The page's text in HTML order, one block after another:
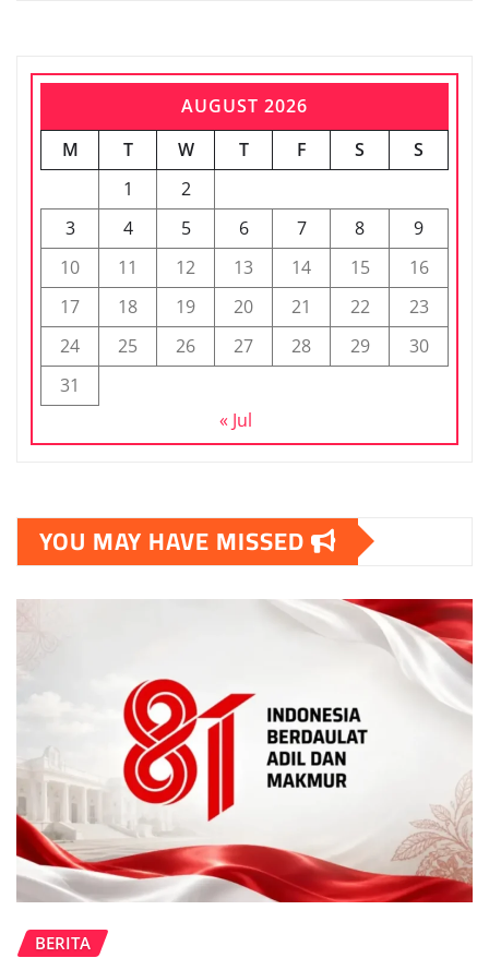
AUGUST 2026
M
T W T F S
S
1
2
3
4 5 6 7 8
9
10
11 12 13 14 15
16
17
18 19 20 21 22
23
24
25 26 27 28 29
30
31
« Jul
YOU MAY HAVE MISSED
BERITA